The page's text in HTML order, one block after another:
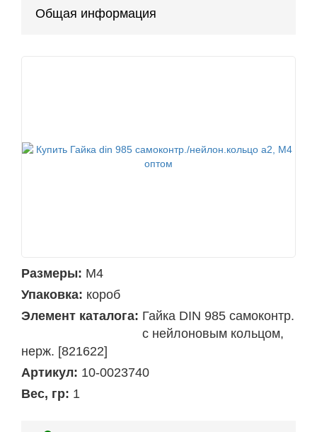
Общая информация
Размеры: М4
Упаковка: короб
Элемент каталога: Гайка DIN 985 самоконтр.
с нейлоновым кольцом,
нерж. [821622]
Артикул: 10-0023740
Вес, гр: 1